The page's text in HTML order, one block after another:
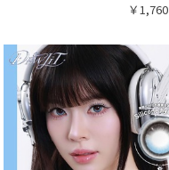
￥1,760